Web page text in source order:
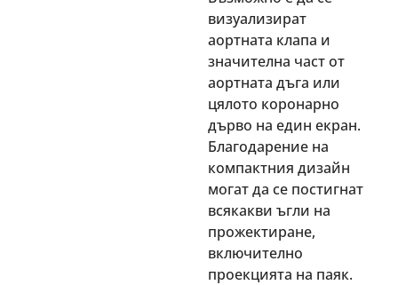
визуализират
аортната клапа и
значителна част от
аортната дъга или
цялото коронарно
дърво на един екран.
Благодарение на
компактния дизайн
могат да се постигнат
всякакви ъгли на
прожектиране,
включително
проекцията на паяк.